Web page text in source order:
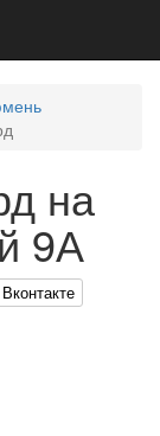
на
9А
Вконтакте